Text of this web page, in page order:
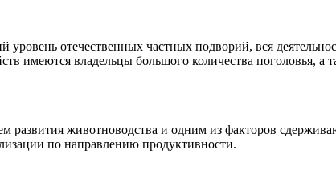
отечественных частных подворий, вся
имеются владельцы большого количества поголовья, а
животноводства и одним из факторов
по направлению продуктивности.